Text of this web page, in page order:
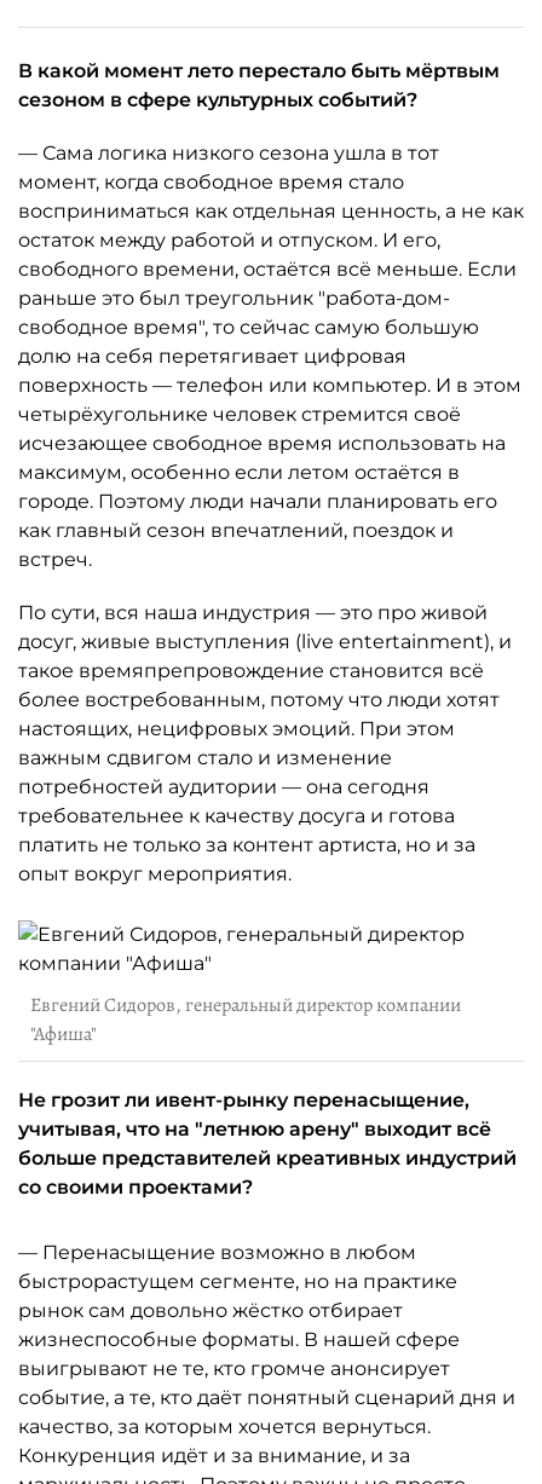
В какой момент лето перестало быть мёртвым
сезоном в сфере культурных событий?
— Сама логика низкого сезона ушла в тот
момент, когда свободное время стало
восприниматься как отдельная ценность, а не как
остаток между работой и отпуском. И его,
свободного времени, остаётся всё меньше. Если
раньше это был треугольник "работа-дом-
свободное время", то сейчас самую большую
долю на себя перетягивает цифровая
поверхность — телефон или компьютер. И в этом
четырёхугольнике человек стремится своё
исчезающее свободное время использовать на
максимум, особенно если летом остаётся в
городе. Поэтому люди начали планировать его
как главный сезон впечатлений, поездок и
встреч.
По сути, вся наша индустрия — это про живой
досуг, живые выступления (live entertainment), и
такое времяпрепровождение становится всё
более востребованным, потому что люди хотят
настоящих, нецифровых эмоций. При этом
важным сдвигом стало и изменение
потребностей аудитории — она сегодня
требовательнее к качеству досуга и готова
платить не только за контент артиста, но и за
опыт вокруг мероприятия.
Евгений Сидоров, генеральный директор компании
"Афиша"
Не грозит ли ивент-рынку перенасыщение,
учитывая, что на "летнюю арену" выходит всё
больше представителей креативных индустрий
со своими проектами?
— Перенасыщение возможно в любом
быстрорастущем сегменте, но на практике
рынок сам довольно жёстко отбирает
жизнеспособные форматы. В нашей сфере
выигрывают не те, кто громче анонсирует
событие, а те, кто даёт понятный сценарий дня и
качество, за которым хочется вернуться.
Конкуренция идёт и за внимание, и за